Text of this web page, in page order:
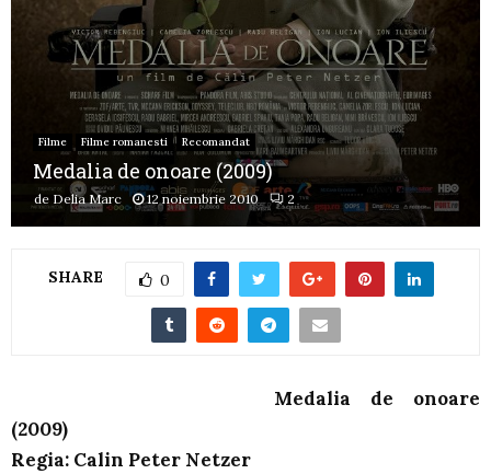
Filme Filme romanesti Recomandat
Medalia de onoare (2009)
de Delia Marc 12 noiembrie 2010 2
SHARE 0
Medalia de onoare
(2009)
Regia: Calin Peter Netzer